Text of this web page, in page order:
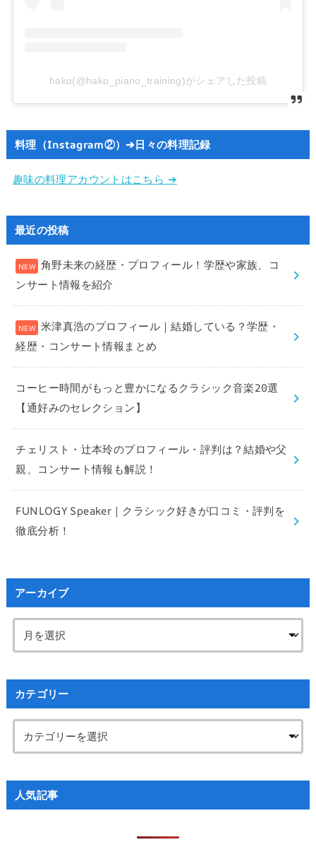
hako(@hako_piano_training)がシェアした投稿
料理（Instagram②）➔日々の料理記録
趣味の料理アカウントはこちら ➔
最近の投稿
角野未来の経歴・プロフィール！学歴や家族、コ
ンサート情報を紹介
米津真浩のプロフィール｜結婚している？学歴・
経歴・コンサート情報まとめ
コーヒー時間がもっと豊かになるクラシック音楽20選
【通好みのセレクション】
チェリスト・辻本玲のプロフィール・評判は？結婚や父
親、コンサート情報も解説！
FUNLOGY Speaker｜クラシック好きが口コミ・評判を
徹底分析！
アーカイブ
カテゴリー
人気記事